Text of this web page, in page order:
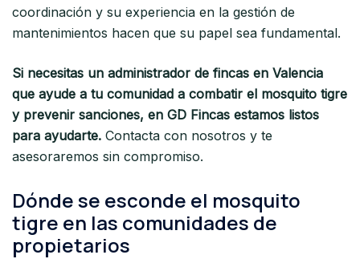
coordinación y su experiencia en la gestión de
mantenimientos hacen que su papel sea fundamental.
Si necesitas un administrador de fincas en Valencia
que ayude a tu comunidad a combatir el mosquito tigre
y prevenir sanciones, en GD Fincas estamos listos
para ayudarte. Contacta con nosotros y te
asesoraremos sin compromiso.
Dónde se esconde el mosquito
tigre en las comunidades de
propietarios